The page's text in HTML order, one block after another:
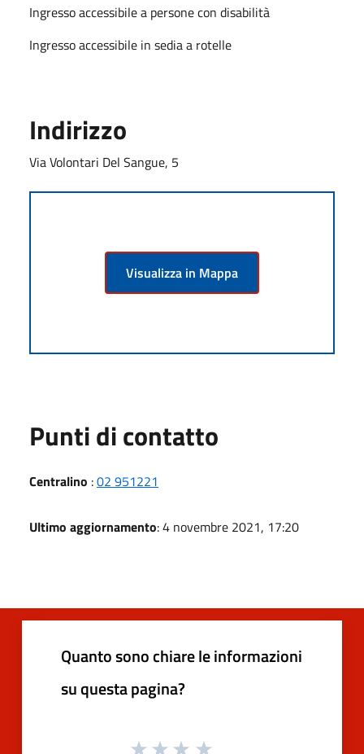
Ingresso accessibile a persone con disabilità
Ingresso accessibile in sedia a rotelle
Indirizzo
Via Volontari Del Sangue, 5
Visualizza in Mappa
Punti di contatto
Centralino :02 951221
Ultimo aggiornamento: 4 novembre 2021, 17:20
Quanto sono chiare le informazioni
su questa pagina?